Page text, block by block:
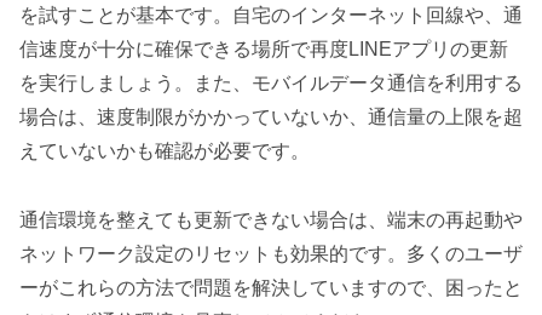
を試すことが基本です。自宅のインターネット回線や、通
信速度が十分に確保できる場所で再度LINEアプリの更新
を実行しましょう。また、モバイルデータ通信を利用する
場合は、速度制限がかかっていないか、通信量の上限を超
えていないかも確認が必要です。
通信環境を整えても更新できない場合は、端末の再起動や
ネットワーク設定のリセットも効果的です。多くのユーザ
ーがこれらの方法で問題を解決していますので、困ったと